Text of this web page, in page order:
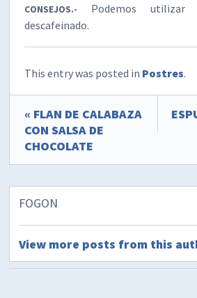
CONSEJOS.-
Podemos
descafeinado.
This entry was posted in Postres.
« FLAN DE CALABAZA
CON SALSA DE
CHOCOLATE
FOGON
View more posts from this